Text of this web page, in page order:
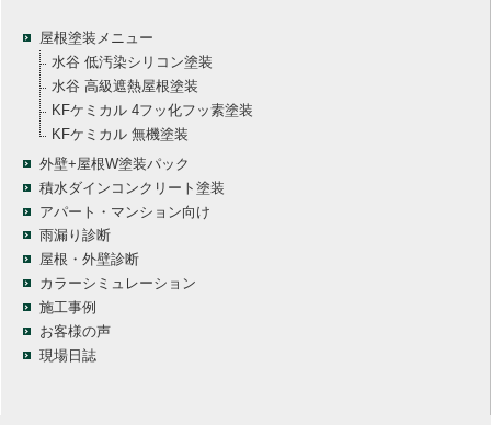
屋根塗装メニュー
水谷 低汚染シリコン塗装
水谷 高級遮熱屋根塗装
KFケミカル 4フッ化フッ素塗装
KFケミカル 無機塗装
外壁+屋根W塗装パック
積水ダインコンクリート塗装
アパート・マンション向け
雨漏り診断
屋根・外壁診断
カラーシミュレーション
施工事例
お客様の声
現場日誌